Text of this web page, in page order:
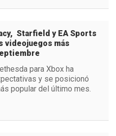
Starfield y EA Sports
videojuegos más
para Xbox ha
y se posicionó
popular del último mes.